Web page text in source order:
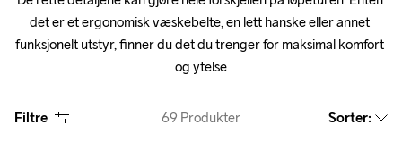
det er et ergonomisk væskebelte, en lett hanske eller annet
funksjonelt utstyr, finner du det du trenger for maksimal komfort
og ytelse
Filtre 69 Produkter Sorter: